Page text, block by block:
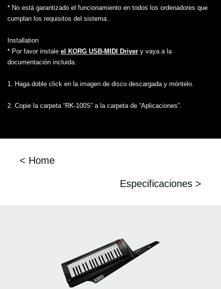
* No está garantizado el funcionamiento en todos los ordenadores que
cumplan los requisitos del sistema..
Installation
* Por favor instale el KORG USB-MIDI Driver y vaya a la
documentación incluida.
1. Haga doble click en la imagen de disco descargada y móntelo.
2. Copie la carpeta “RK-100S” a la carpeta de “Aplicaciones”.
< Home
Especificaciones >